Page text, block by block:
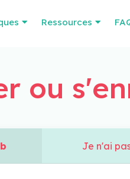
Ressources
ou
Je n'ai